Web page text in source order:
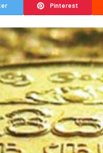
Pinterest